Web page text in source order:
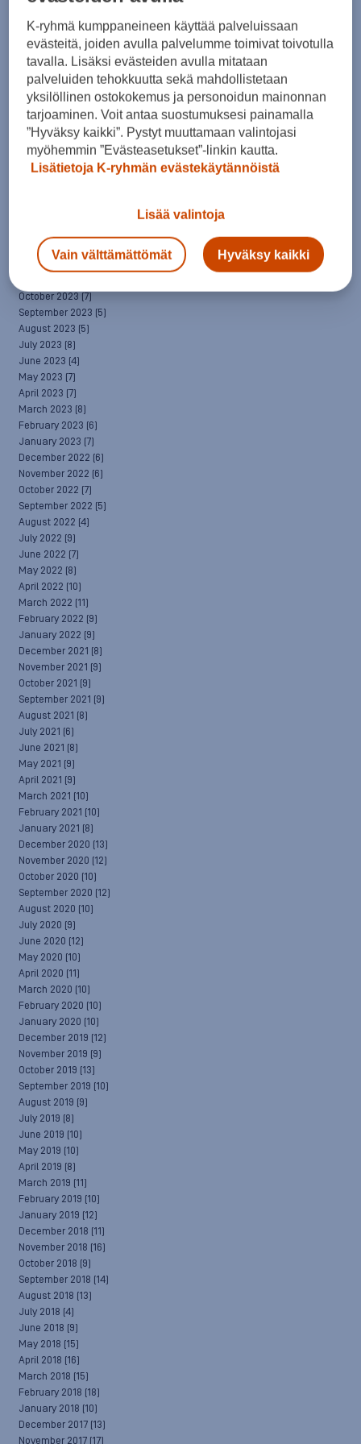
April 2025(7)
March 2025(7)
February 2025
(6)
January 2025 (8)
December 2024
November 2024(10)
October 2024(8)
September 2024(4)
August 2024(6)
July 2024(5)
June 2024(5)
January 2024
(7)
December 2023
October 2023 (7)
September 2023 (5)
August 2023 (5)
July 2023 (8)
June 2023 (4)
May 2023 (7)
April 2023 (7)
March 2023 (8)
February 2023 (6)
January 2023 (7)
December 2022 (6)
November 2022 (6)
October 2022 (7)
September 2022 (5)
August 2022 (4)
July 2022 (9)
June 2022 (7)
May 2022 (8)
April 2022 (10)
March 2022 (11)
February 2022 (9)
January 2022 (9)
December 2021 (8)
November 2021 (9)
October 2021 (9)
September 2021 (9)
August 2021 (8)
July 2021 (6)
June 2021 (8)
May 2021 (9)
April 2021 (9)
March 2021 (10)
February 2021 (10)
January 2021 (8)
December 2020 (13)
November 2020 (12)
October 2020 (10)
September 2020 (12)
August 2020 (10)
July 2020 (9)
June 2020 (12)
May 2020 (10)
April 2020 (11)
March 2020 (10)
February 2020 (10)
January 2020 (10)
December 2019 (12)
November 2019 (9)
October 2019 (13)
September 2019 (10)
August 2019 (9)
July 2019 (8)
June 2019 (10)
May 2019 (10)
April 2019 (8)
March 2019 (11)
February 2019 (10)
January 2019 (12)
December 2018 (11)
November 2018 (16)
October 2018 (9)
September 2018 (14)
August 2018 (13)
July 2018 (4)
June 2018 (9)
May 2018 (15)
April 2018 (16)
March 2018 (15)
February 2018 (18)
January 2018 (10)
December 2017 (13)
November 2017 (17)
K-ryhmä kumppaneineen käyttää palveluissaan
evästeitä, joiden avulla palvelumme toimivat toivotulla
tavalla. Lisäksi evästeiden avulla mitataan
palveluiden tehokkuutta sekä mahdollistetaan
yksilöllinen ostokokemus ja personoidun mainonnan
tarjoaminen. Voit antaa suostumuksesi painamalla
”Hyväksy kaikki”. Pystyt muuttamaan valintojasi
myöhemmin ”Evästeasetukset”-linkin kautta.
Lisätietoja K-ryhmän evästekäytännöistä
Lisää valintoja
Vain välttämättömät Hyväksy kaikki